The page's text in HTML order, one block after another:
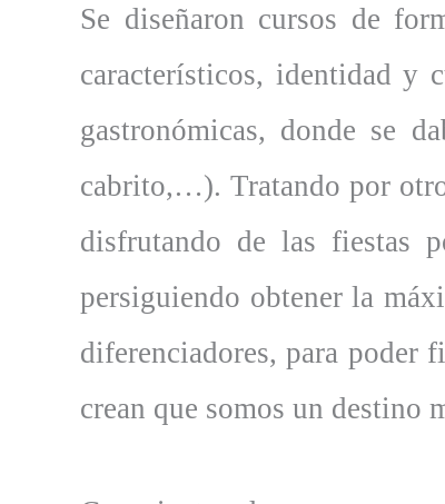
Se diseñaron cursos de
característicos, identidad y
gastronómicas, donde se
cabrito,…). Tratando por
disfrutando de las fiestas
persiguiendo obtener la
diferenciadores, para poder
crean que somos un destino